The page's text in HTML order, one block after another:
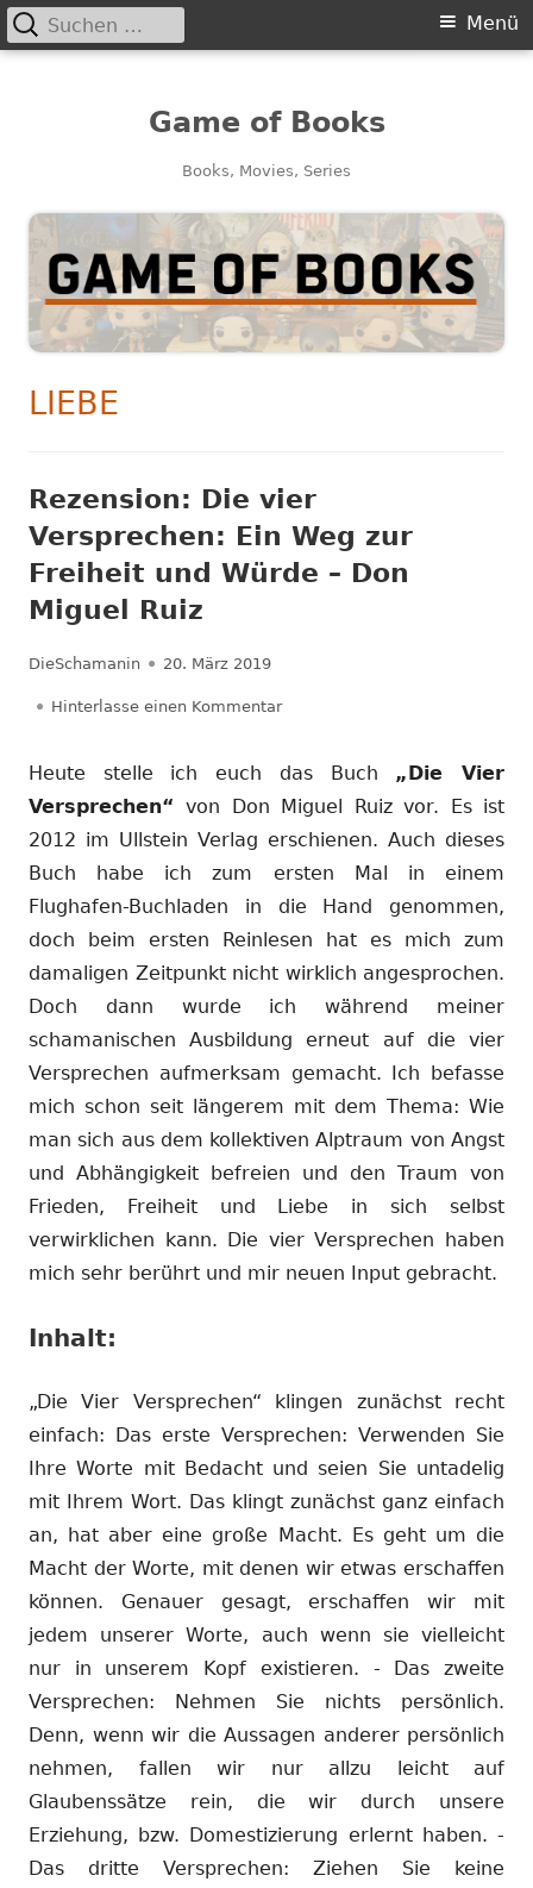
Game of Books
Books, Movies, Series
Primäres
Menü
Suchen
nach:
SCHLAGWORT:
LIEBE
Rezension: Die vier
Versprechen: Ein Weg zur
Freiheit und Würde – Don
Miguel Ruiz
Autor
DieSchamanin Veröffentlicht
am
20. März 2019
Hinterlasse einen Kommentarzu Rezension: Die vier
Heute stelle ich euch das Buch „Die Vier
Versprechen“ von Don Miguel Ruiz vor. Es ist
2012 im Ullstein Verlag erschienen. Auch dieses
Buch habe ich zum ersten Mal in einem
Flughafen-Buchladen in die Hand genommen,
doch beim ersten Reinlesen hat es mich zum
damaligen Zeitpunkt nicht wirklich angesprochen.
Doch dann wurde ich während meiner
schamanischen Ausbildung erneut auf die vier
Versprechen aufmerksam gemacht. Ich befasse
mich schon seit längerem mit dem Thema: Wie
man sich aus dem kollektiven Alptraum von Angst
und Abhängigkeit befreien und den Traum von
Frieden, Freiheit und Liebe in sich selbst
verwirklichen kann. Die vier Versprechen haben
mich sehr berührt und mir neuen Input gebracht.
Inhalt:
„Die Vier Versprechen“ klingen zunächst recht
einfach: Das erste Versprechen: Verwenden Sie
Ihre Worte mit Bedacht und seien Sie untadelig
mit Ihrem Wort. Das klingt zunächst ganz einfach
an, hat aber eine große Macht. Es geht um die
Macht der Worte, mit denen wir etwas erschaffen
können. Genauer gesagt, erschaffen wir mit
jedem unserer Worte, auch wenn sie vielleicht
nur in unserem Kopf existieren. - Das zweite
Versprechen: Nehmen Sie nichts persönlich.
Denn, wenn wir die Aussagen anderer persönlich
nehmen, fallen wir nur allzu leicht auf
Glaubenssätze rein, die wir durch unsere
Erziehung, bzw. Domestizierung erlernt haben. -
Das dritte Versprechen: Ziehen Sie keine